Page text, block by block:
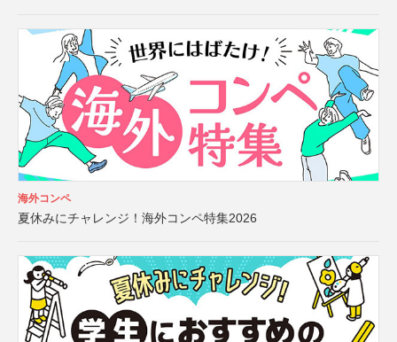
海外コンペ
夏休みにチャレンジ！海外コンペ特集2026